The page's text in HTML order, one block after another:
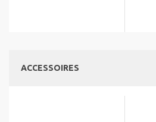
ACCESSOIRES